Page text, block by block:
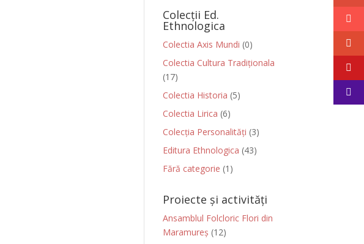
Colecții Ed.
Ethnologica
Colectia Axis Mundi (0)
Colectia Cultura Tradiționala
(17)
Colectia Historia (5)
Colectia Lirica (6)
Colecția Personalități (3)
Editura Ethnologica (43)
Fără categorie (1)
Proiecte și activități
Ansamblul Folcloric Flori din
Maramureș (12)